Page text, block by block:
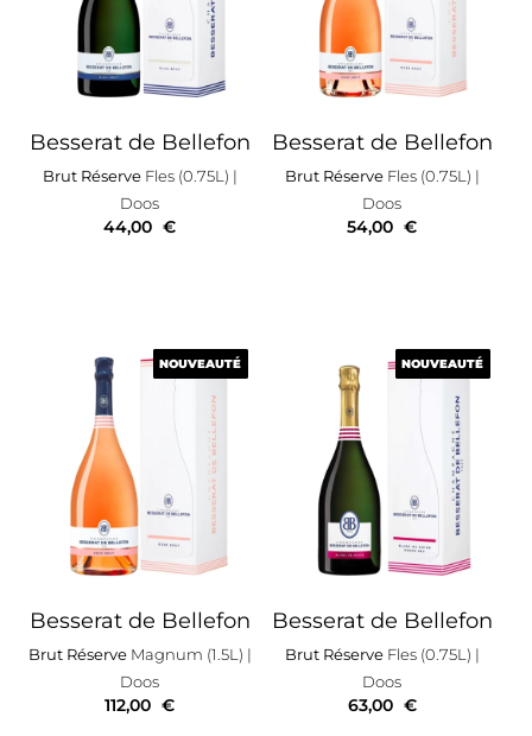
Besserat de Bellefon
Brut Réserve Fles (0.75L) |
Doos
44,00 €
Besserat de Bellefon
Brut Réserve Fles (0.75L) |
Doos
54,00 €
NOUVEAUTÉ
Besserat de Bellefon
Brut Réserve Magnum (1.5L) |
Doos
NOUVEAUTÉ
112,00 €
NOUVEAUTÉ
Besserat de Bellefon
Brut Réserve Fles (0.75L) |
Doos
NOUVEAUTÉ
63,00 €